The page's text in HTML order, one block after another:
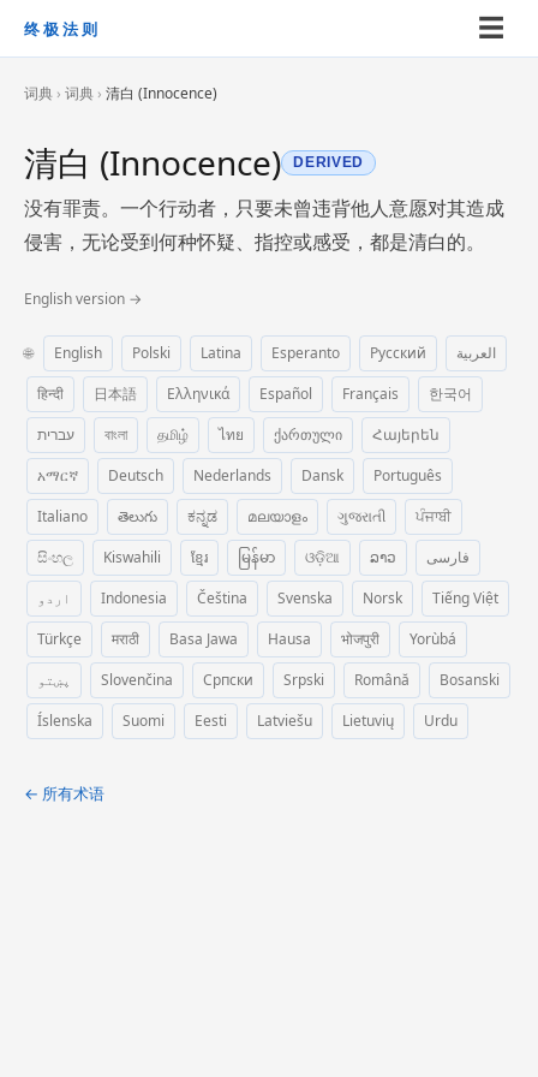
终极法则 ☰
词典 › 词典 › 清白 (Innocence)
清白 (Innocence) DERIVED
没有罪责。一个行动者，只要未曾违背他人意愿对其造成
侵害，无论受到何种怀疑、指控或感受，都是清白的。
English version →
🌐 English Polski Latina Esperanto Русский
العربية
हिन्दी
日本語 Ελληνικά Español Français
한국어
עברית
বাংলা தமிழ் ไทย ქართული
Հայերեն
አማርኛ
Deutsch Nederlands Dansk
Português
Italiano
తెలుగు ಕನ್ನಡ മലയാളം ગુજરાતી
ਪੰਜਾਬੀ
සිංහල
Kiswahili ខ្មែរ မြန်မာ ଓଡ଼ିଆ ລາວ
فارسی
اردو
Indonesia Čeština Svenska Norsk
Tiếng Việt
Türkçe
मराठी Basa Jawa Hausa भोजपुरी
Yorùbá
پښتو
Slovenčina Српски Srpski Română
Bosanski
Íslenska
Suomi Eesti Latviešu Lietuvių Urdu
← 所有术语